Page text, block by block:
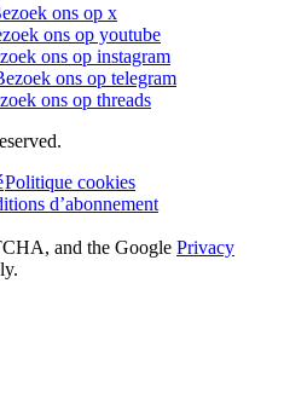
ons op x
ons op youtube
ons op instagram
ons op telegram
ons op threads
Politique cookies
d’abonnement
and the Google Privacy